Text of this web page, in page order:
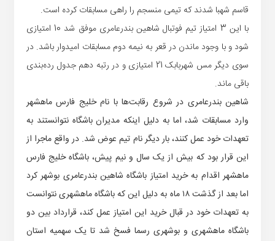
قاسم شهبا شدند که تیمی منسجم را راهی مسابقات کرده است.
با این 3 امتیاز تیم فوتبال شاهین بندرعامری موفق شد 10 امتیازی
شود و با وجود ماندن در قعر به نیمه دوم مسابقات امیدوار باشد. در
سوی دیگر مس شهربابک 21 امتیازی و در رتبه دهم جدول رده‌بندی
باقی ماند.
شاهین بندرعامری در شروع رقابت‌ها با نام خلیج فارس ماهشهر
وارد مسابقات شد، اما به دلیل اینکه مدیران باشگاه نتوانستند به
تعهدات خود عمل کنند، بار دیگر نام تیم عوض شد. در واقع ماجرا از
این قرار بود که بیش از یک سال و نیم پیش، باشگاه خلیج فارس
ماهشهر اقدام به خرید امتیاز باشگاه شاهین بندرعامری بوشهر کرد
اما بعد از گذشت ۱۸ ماه به دلیل این که باشگاه ماهشهری نتوانست
به تعهدات خود در قبال خرید این امتیاز عمل کند، قرارداد بین دو
باشگاه ماهشهری و بوشهری رسما فسخ شد تا یک سهمیه استان